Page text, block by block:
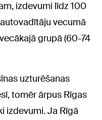
izdevumi līdz 100
vecumā
grupā (60-74
uzturēšanas
tomēr ārpus Rīgas
izdevumi. Ja Rīgā